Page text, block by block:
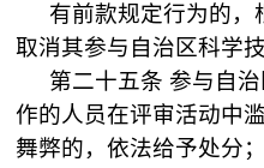
有前款规定行为的，
取消其参与自治区科学
第二十五条 参与自
作的人员在评审活动中
舞弊的，依法给予处分